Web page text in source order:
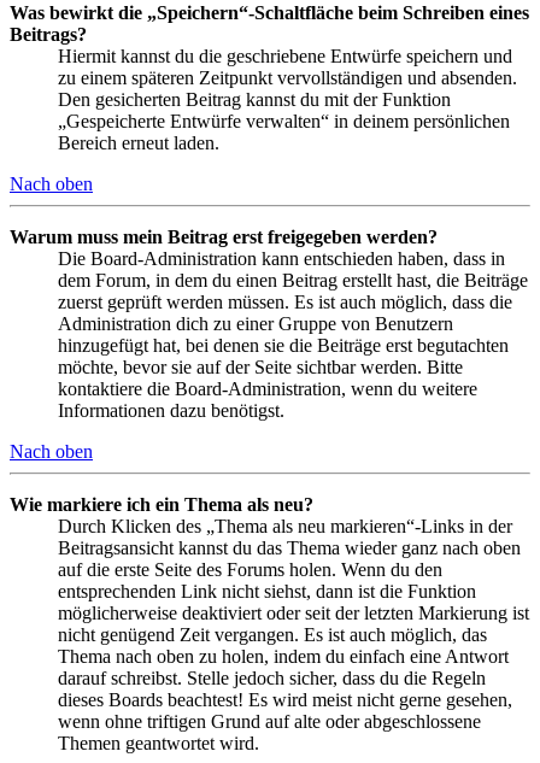
Was bewirkt die „Speichern“-Schaltfläche beim Schreiben eines
Beitrags?
Hiermit kannst du die geschriebene Entwürfe speichern und
zu einem späteren Zeitpunkt vervollständigen und absenden.
Den gesicherten Beitrag kannst du mit der Funktion
„Gespeicherte Entwürfe verwalten“ in deinem persönlichen
Bereich erneut laden.
Nach oben
Warum muss mein Beitrag erst freigegeben werden?
Die Board-Administration kann entschieden haben, dass in
dem Forum, in dem du einen Beitrag erstellt hast, die Beiträge
zuerst geprüft werden müssen. Es ist auch möglich, dass die
Administration dich zu einer Gruppe von Benutzern
hinzugefügt hat, bei denen sie die Beiträge erst begutachten
möchte, bevor sie auf der Seite sichtbar werden. Bitte
kontaktiere die Board-Administration, wenn du weitere
Informationen dazu benötigst.
Nach oben
Wie markiere ich ein Thema als neu?
Durch Klicken des „Thema als neu markieren“-Links in der
Beitragsansicht kannst du das Thema wieder ganz nach oben
auf die erste Seite des Forums holen. Wenn du den
entsprechenden Link nicht siehst, dann ist die Funktion
möglicherweise deaktiviert oder seit der letzten Markierung ist
nicht genügend Zeit vergangen. Es ist auch möglich, das
Thema nach oben zu holen, indem du einfach eine Antwort
darauf schreibst. Stelle jedoch sicher, dass du die Regeln
dieses Boards beachtest! Es wird meist nicht gerne gesehen,
wenn ohne triftigen Grund auf alte oder abgeschlossene
Themen geantwortet wird.